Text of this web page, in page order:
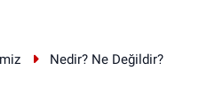
Nedir? Ne Değildir?